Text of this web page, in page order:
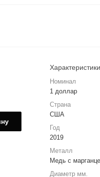
Характеристики
Номинал
1 доллар
Страна
США
Год
2019
Металл
Медь с
Диаметр мм.